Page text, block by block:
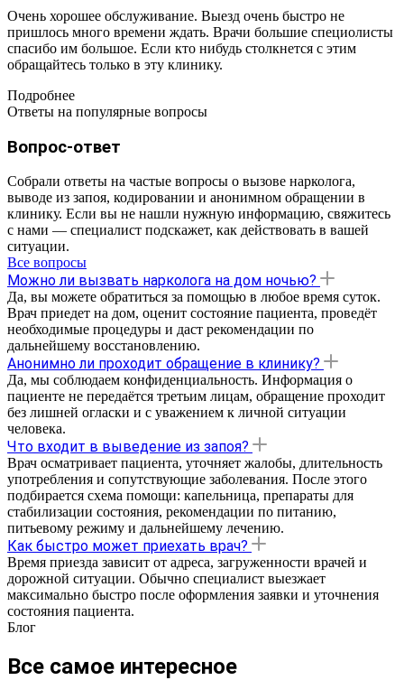
Очень хорошее обслуживание. Выезд очень быстро не
пришлось много времени ждать. Врачи большие специолисты
спасибо им большое. Если кто нибудь столкнется с этим
обращайтесь только в эту клинику.
Подробнее
Ответы на популярные вопросы
Вопрос-ответ
Собрали ответы на частые вопросы о вызове нарколога,
выводе из запоя, кодировании и анонимном обращении в
клинику. Если вы не нашли нужную информацию, свяжитесь
с нами — специалист подскажет, как действовать в вашей
ситуации.
Все вопросы
Можно ли вызвать нарколога на дом ночью?
Да, вы можете обратиться за помощью в любое время суток.
Врач приедет на дом, оценит состояние пациента, проведёт
необходимые процедуры и даст рекомендации по
дальнейшему восстановлению.
Анонимно ли проходит обращение в клинику?
Да, мы соблюдаем конфиденциальность. Информация о
пациенте не передаётся третьим лицам, обращение проходит
без лишней огласки и с уважением к личной ситуации
человека.
Что входит в выведение из запоя?
Врач осматривает пациента, уточняет жалобы, длительность
употребления и сопутствующие заболевания. После этого
подбирается схема помощи: капельница, препараты для
стабилизации состояния, рекомендации по питанию,
питьевому режиму и дальнейшему лечению.
Как быстро может приехать врач?
Время приезда зависит от адреса, загруженности врачей и
дорожной ситуации. Обычно специалист выезжает
максимально быстро после оформления заявки и уточнения
состояния пациента.
Блог
Все самое интересное